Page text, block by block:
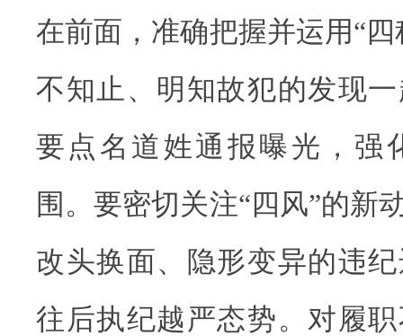
在前面，准确把握并运用“
不知止、明知故犯的发现
要点名道姓通报曝光，强
围。要密切关注“四风”的新
改头换面、隐形变异的违
往后执纪越严态势。对履